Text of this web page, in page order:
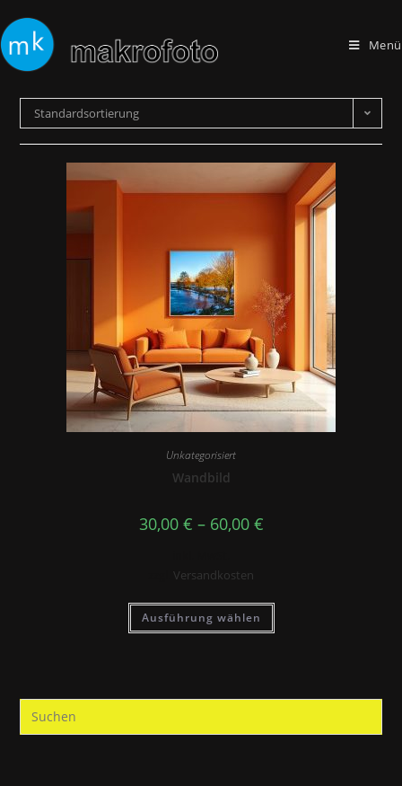
Menü
Standardsortierung
Unkategorisiert
Wandbild
30,00 € – 60,00 €
Versandkosten
Ausführung wählen